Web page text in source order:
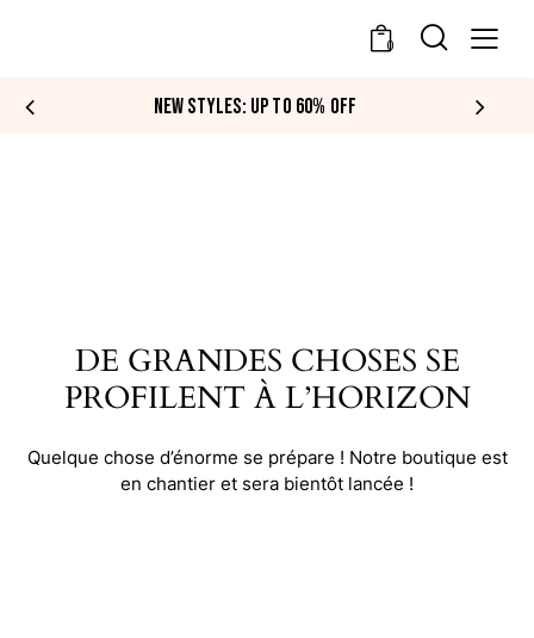
0
NEW STYLES: UP TO 60% OFF
DE GRANDES CHOSES SE
PROFILENT À L’HORIZON
Quelque chose d’énorme se prépare ! Notre boutique est
en chantier et sera bientôt lancée !